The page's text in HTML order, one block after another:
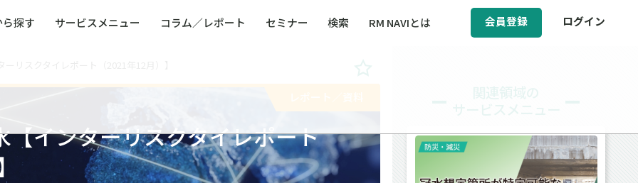
探す サービスメニュー コラム／レポート セミナー 検索 RM NAVIとは 会員登録 ログイン
BCP／BCM（事業継続マネジメント）
人権・人的資本課題解決支援
安全文化醸成／労働安全衛生
祉等
全社的リスク管理（ERM）
危機管理
コンプライアンス・内部統制
海外
【インターリスクタイレポート